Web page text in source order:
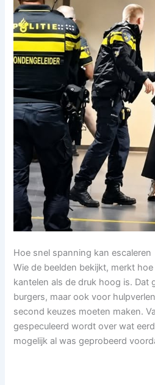
Hoe snel spanning kan escaleren
Wie de beelden bekijkt, merkt
kantelen als de druk hoog is. Dat
burgers, maar ook voor
second keuzes moeten maken.
gespeculeerd wordt over wat
mogelijk al was geprobeerd